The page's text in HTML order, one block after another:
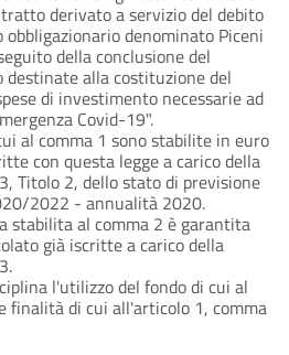
derivato a servizio del debito
denominato Piceni
della conclusione del
alla costituzione del
di investimento necessarie ad
Covid-19".
al comma 1 sono stabilite in euro
con questa legge a carico della
Titolo 2, dello stato di previsione
2022 - annualità 2020.
stabilita al comma 2 è garantita
già iscritte a carico della
l'utilizzo del fondo di cui al
finalità di cui all'articolo 1, comma